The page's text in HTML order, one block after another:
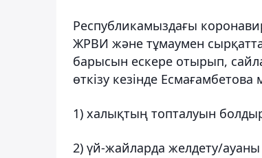
Республикамыздағы
ЖРВИ және тұмаумен
барысын ескере отырып,
өткізу кезінде
1) халықтың топталуын
2) үй-жайларда желдету/ауаны